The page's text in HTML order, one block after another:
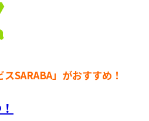
SARABA」がおすすめ！